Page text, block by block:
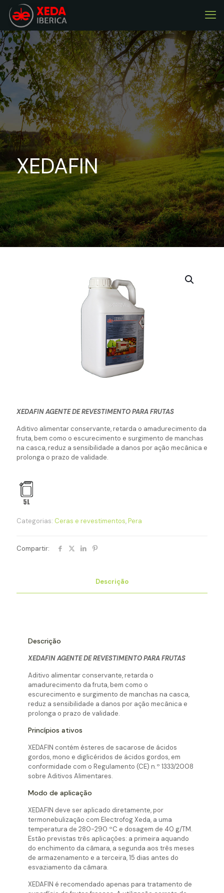
XEDAFIN
XEDAFIN AGENTE DE REVESTIMENTO PARA FRUTAS
Aditivo alimentar conservante, retarda o amadurecimento da
fruta, bem como o escurecimento e surgimento de manchas
na casca, reduz a sensibilidade a danos por ação mecânica e
prolonga o prazo de validade.
Categorias: Ceras e revestimentos,Pera
Compartir:
Descrição
Descrição
XEDAFIN AGENTE DE REVESTIMENTO PARA FRUTAS
Aditivo alimentar conservante, retarda o
amadurecimento da fruta, bem como o
escurecimento e surgimento de manchas na casca,
reduz a sensibilidade a danos por ação mecânica e
prolonga o prazo de validade.
Princípios ativos
XEDAFIN contém ésteres de sacarose de ácidos
gordos, mono e diglicéridos de ácidos gordos, em
conformidade com o Regulamento (CE) n.º 1333/2008
sobre Aditivos Alimentares.
Modo de aplicação
XEDAFIN deve ser aplicado diretamente, por
termonebulização com Electrofog Xeda, a uma
temperatura de 280-290 ºC e dosagem de 40 g/TM.
Estão previstas três aplicações: a primeira aquando
do enchimento da câmara, a segunda aos três meses
de armazenamento e a terceira, 15 dias antes do
esvaziamento da câmara.
XEDAFIN é recomendado apenas para tratamento de